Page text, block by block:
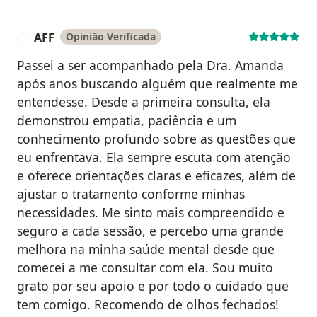
AFF Opinião Verificada
Passei a ser acompanhado pela Dra. Amanda
após anos buscando alguém que realmente me
entendesse. Desde a primeira consulta, ela
demonstrou empatia, paciência e um
conhecimento profundo sobre as questões que
eu enfrentava. Ela sempre escuta com atenção
e oferece orientações claras e eficazes, além de
ajustar o tratamento conforme minhas
necessidades. Me sinto mais compreendido e
seguro a cada sessão, e percebo uma grande
melhora na minha saúde mental desde que
comecei a me consultar com ela. Sou muito
grato por seu apoio e por todo o cuidado que
tem comigo. Recomendo de olhos fechados!